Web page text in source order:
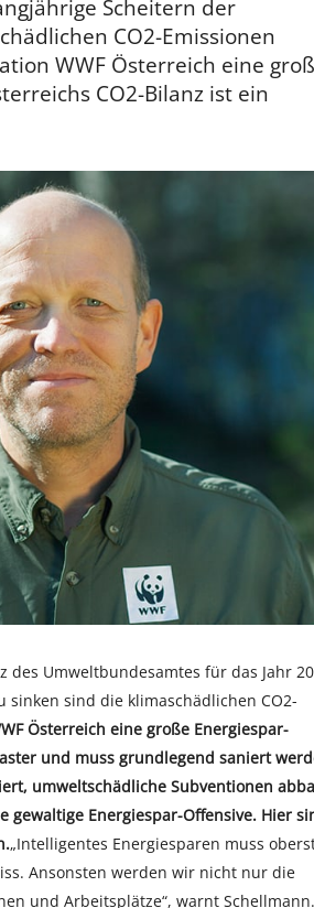
Scheitern der
CO2-Emissionen
WWF Österreich eine
CO2-Bilanz ist ein
des Umweltbundesamtes für das Jahr
sind die klimaschädlichen CO2-
Österreich eine große Energiespar-
und muss grundlegend saniert
umweltschädliche Subventionen
Energiespar-Offensive. Hier
„Intelligentes Energiesparen muss
Ansonsten werden wir nicht nur die
und Arbeitsplätze“, warnt Schellmann.